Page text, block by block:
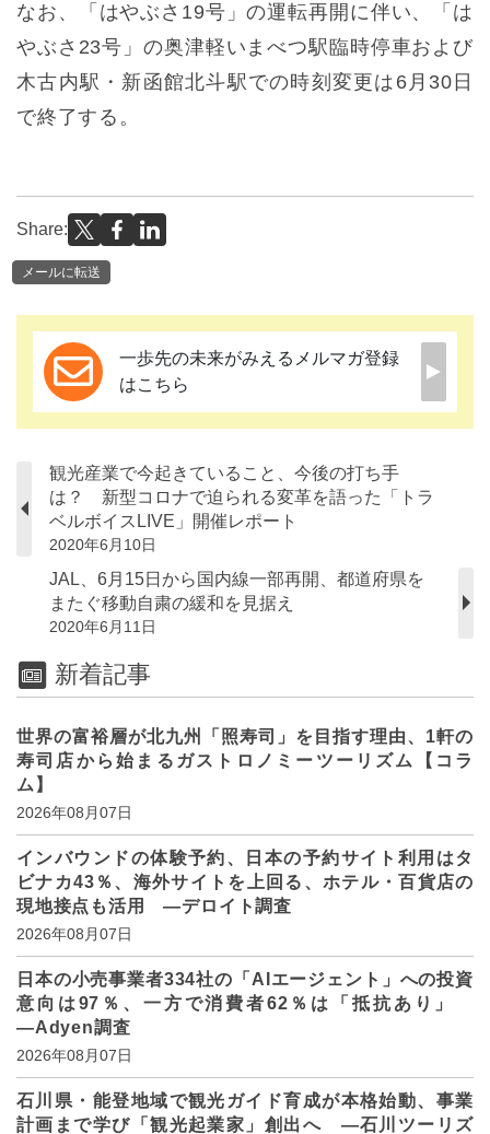
なお、「はやぶさ19号」の運転再開に伴い、「は
やぶさ23号」の奥津軽いまべつ駅臨時停車および
木古内駅・新函館北斗駅での時刻変更は6月30日
で終了する。
Share:
メールに転送
一歩先の未来がみえるメルマガ登録
はこちら
観光産業で今起きていること、今後の打ち手
は？ 新型コロナで迫られる変革を語った「トラ
ベルボイスLIVE」開催レポート
2020年6月10日
JAL、6月15日から国内線一部再開、都道府県を
またぐ移動自粛の緩和を見据え
2020年6月11日
新着記事
世界の富裕層が北九州「照寿司」を目指す理由、1軒の
寿司店から始まるガストロノミーツーリズム【コラ
ム】
2026年08月07日
インバウンドの体験予約、日本の予約サイト利用はタ
ビナカ43％、海外サイトを上回る、ホテル・百貨店の
現地接点も活用 ―デロイト調査
2026年08月07日
日本の小売事業者334社の「AIエージェント」への投資
意向は97％、一方で消費者62％は「抵抗あり」
―Adyen調査
2026年08月07日
石川県・能登地域で観光ガイド育成が本格始動、事業
計画まで学び「観光起業家」創出へ ―石川ツーリズ